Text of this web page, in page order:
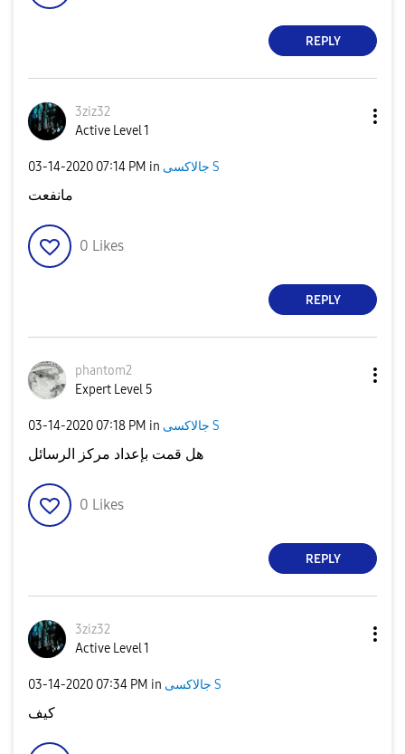
REPLY
3ziz32
Active Level 1
‎03-14-2020 07:14 PM in جالاكسى S
مانفعت
0 Likes
REPLY
phantom2
Expert Level 5
‎03-14-2020 07:18 PM in جالاكسى S
هل قمت بإعداد مركز الرسائل
0 Likes
REPLY
3ziz32
Active Level 1
‎03-14-2020 07:34 PM in جالاكسى S
كيف